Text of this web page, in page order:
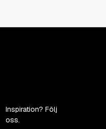
Inspiration? Följ
oss.